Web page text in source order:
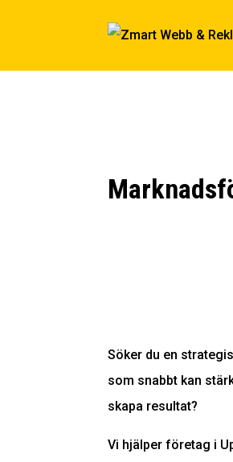
Söker du en
som snabbt kan
skapa resultat?
Vi hjälper företag i